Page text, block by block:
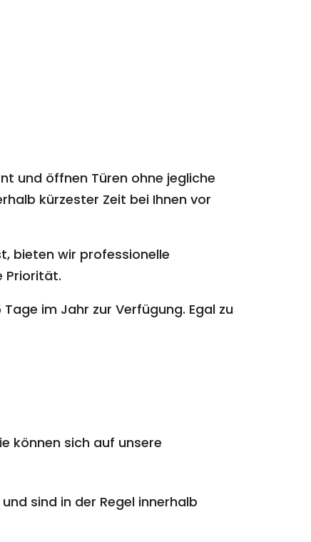
und öffnen Türen ohne jegliche
kürzester Zeit bei Ihnen vor
bieten wir professionelle
Priorität.
im Jahr zur Verfügung. Egal zu
können sich auf unsere
sind in der Regel innerhalb